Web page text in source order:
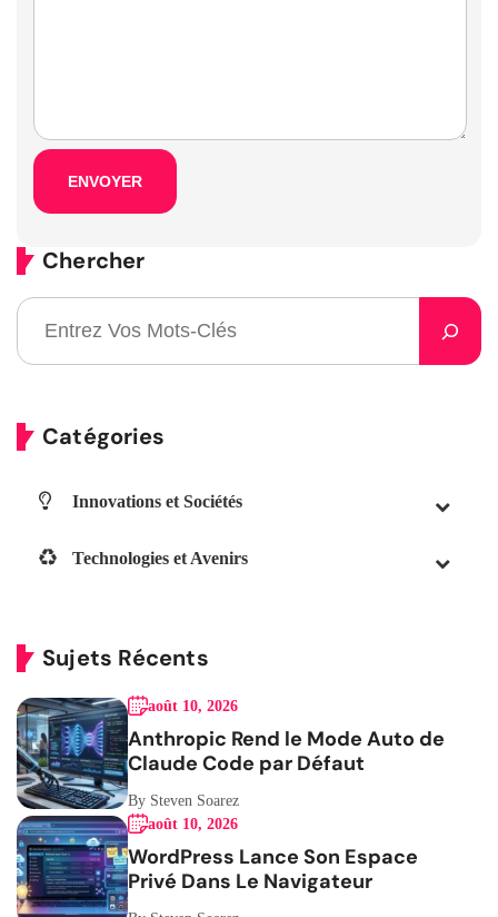
Chercher
Catégories
Innovations et Sociétés
Technologies et Avenirs
Sujets Récents
août 10, 2026
Anthropic Rend le Mode Auto de
Claude Code par Défaut
By Steven Soarez
août 10, 2026
WordPress Lance Son Espace
Privé Dans Le Navigateur